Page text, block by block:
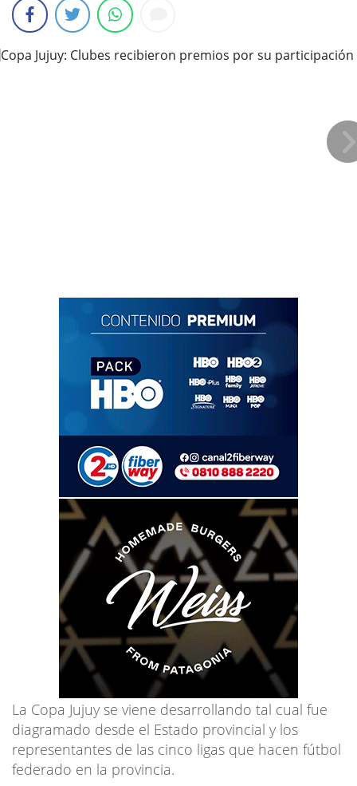
La Copa Jujuy se viene desarrollando tal cual fue
diagramado desde el Estado provincial y los
representantes de las cinco ligas que hacen fútbol
federado en la provincia.